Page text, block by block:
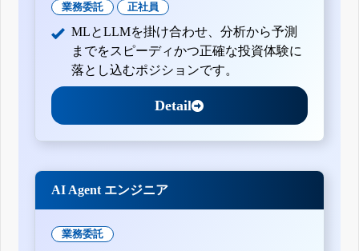
業務委託 正社員
MLとLLMを掛け合わせ、分析から予測
までをスピーディかつ正確な投資体験に
落とし込むポジションです。
Detail
AI Agent エンジニア
業務委託